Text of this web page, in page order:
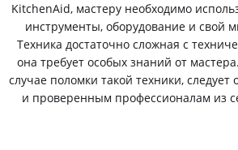
KitchenAid, мастеру необходимо
инструменты, оборудование и свой
Техника достаточно сложная с
она требует особых знаний от
случае поломки такой техники,
и проверенным профессионалам из